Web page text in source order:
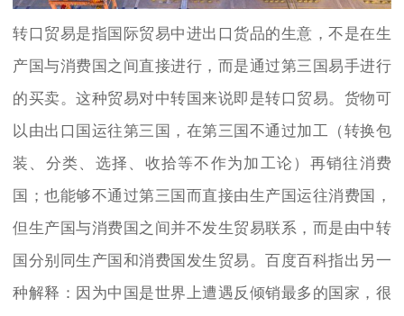
转口贸易是指国际贸易中进出口货品的生意，不是在生
产国与消费国之间直接进行，而是通过第三国易手进行
的买卖。这种贸易对中转国来说即是转口贸易。货物可
以由出口国运往第三国，在第三国不通过加工（转换包
装、分类、选择、收拾等不作为加工论）再销往消费
国；也能够不通过第三国而直接由生产国运往消费国，
但生产国与消费国之间并不发生贸易联系，而是由中转
国分别同生产国和消费国发生贸易。百度百科指出另一
种解释：因为中国是世界上遭遇反倾销最多的国家，很